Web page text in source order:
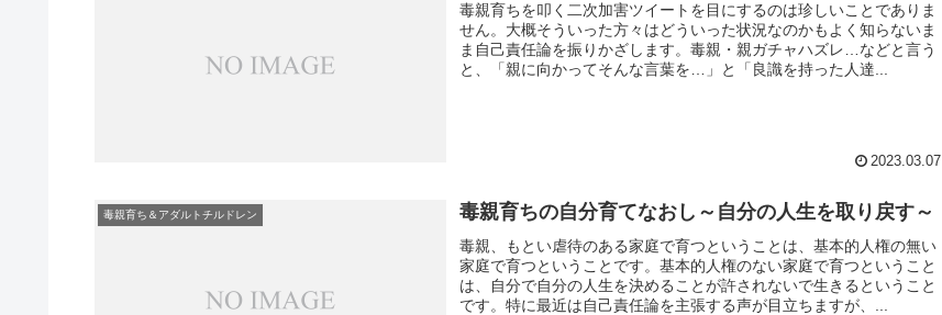
毒親育ちを叩く二次加害ツイートを目にするのは珍しいことでありま
せん。大概そういった方々はどういった状況なのかもよく知らないま
ま自己責任論を振りかざします。毒親・親ガチャハズレ…などと言う
と、「親に向かってそんな言葉を…」と「良識を持った人達...
2023.03.07
毒親育ち＆アダルトチルドレン 毒親育ちの自分育てなおし～自分の人生を取り戻す～
毒親、もとい虐待のある家庭で育つということは、基本的人権の無い
家庭で育つということです。基本的人権のない家庭で育つということ
は、自分で自分の人生を決めることが許されないで生きるということ
です。特に最近は自己責任論を主張する声が目立ちますが、...